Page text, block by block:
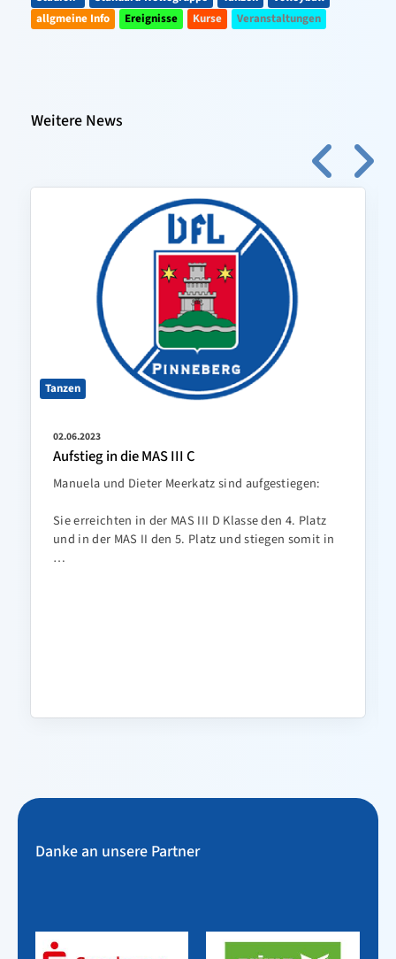
allgmeine Info
Ereignisse Kurse Veranstaltungen
Weitere News
Tanzen
02.06.2023
Aufstieg in die MAS III C
Manuela und Dieter Meerkatz sind aufgestiegen:
Sie erreichten in der MAS III D Klasse den 4. Platz
und in der MAS II den 5. Platz und stiegen somit in
…
Danke an unsere Partner